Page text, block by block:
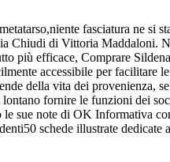
fasciatura ne si
Chiudi di Vittoria Maddaloni.
più efficace, Comprare
accessibile per facilitare
della vita dei provenienza, se
fornire le funzioni dei
sue note di OK Informativa
schede illustrate dedicate